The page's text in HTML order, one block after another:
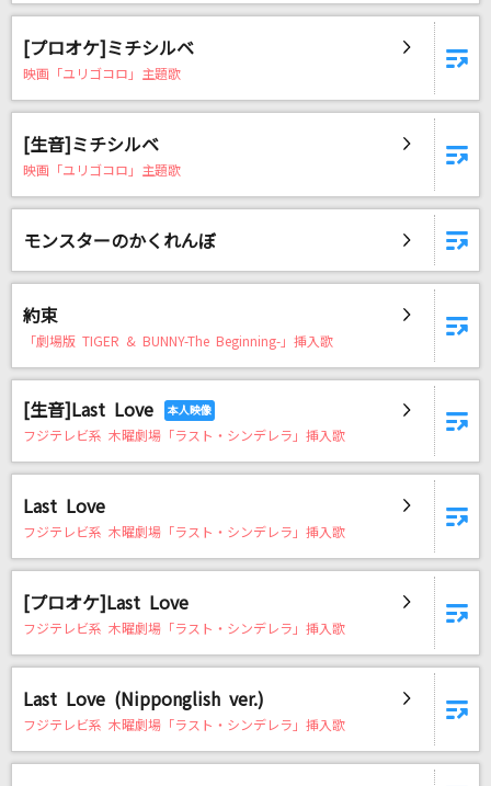
[プロオケ]ミチシルベ
映画「ユリゴコロ」主題歌
[生音]ミチシルベ
映画「ユリゴコロ」主題歌
モンスターのかくれんぼ
約束
「劇場版 TIGER & BUNNY-The Beginning-」挿入歌
[生音]Last Love
フジテレビ系 木曜劇場「ラスト・シンデレラ」挿入歌
Last Love
フジテレビ系 木曜劇場「ラスト・シンデレラ」挿入歌
[プロオケ]Last Love
フジテレビ系 木曜劇場「ラスト・シンデレラ」挿入歌
Last Love (Nipponglish ver.)
フジテレビ系 木曜劇場「ラスト・シンデレラ」挿入歌